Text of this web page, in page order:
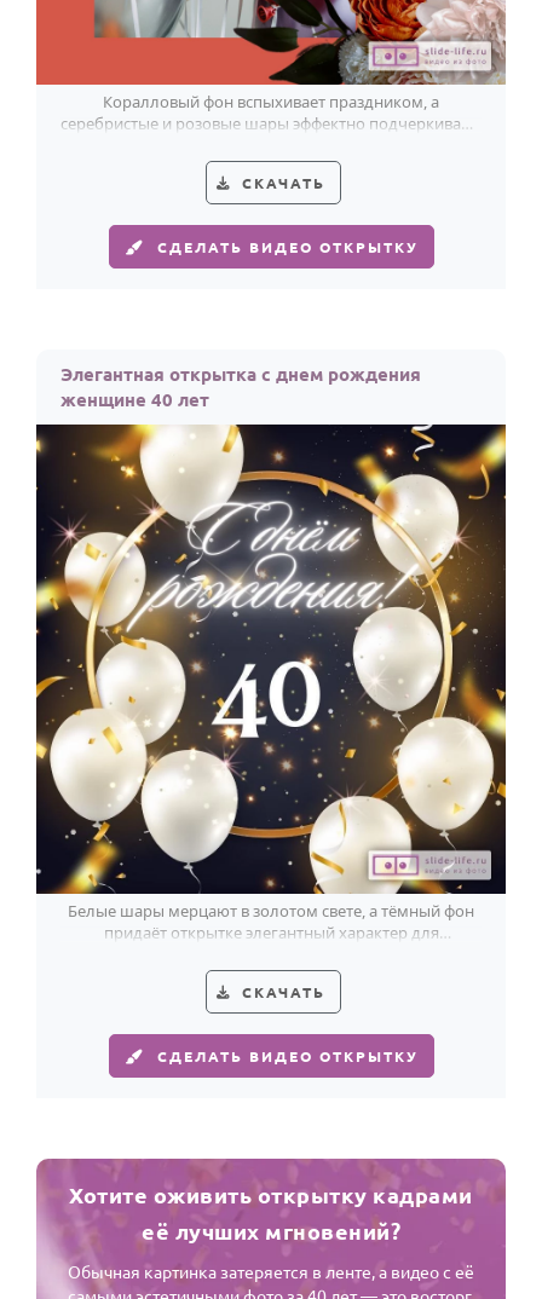
Коралловый фон вспыхивает праздником, а
серебристые и розовые шары эффектно подчеркивают
СКАЧАТЬ
СДЕЛАТЬ ВИДЕО ОТКРЫТКУ
Элегантная открытка с днем рождения
женщине 40 лет
Белые шары мерцают в золотом свете, а тёмный фон
придаёт открытке элегантный характер для
СКАЧАТЬ
СДЕЛАТЬ ВИДЕО ОТКРЫТКУ
Хотите оживить открытку кадрами
её лучших мгновений?
Обычная картинка затеряется в ленте, а видео с её